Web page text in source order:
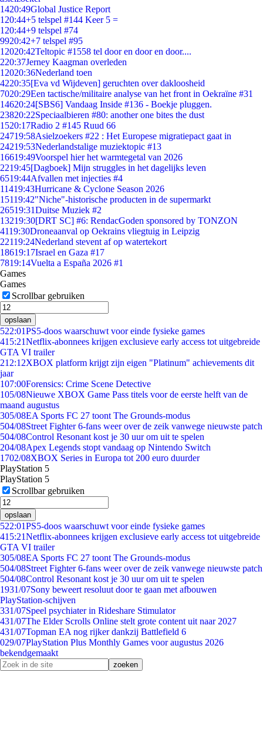
1420:49Global Justice Report
1 20:44+5 telspel #144 Keer 5 =
1 20:44+9 telspel #74
9920:42+7 telspel #95
12020:42Teltopic #1558 tel door en door en door....
220:37Jerney Kaagman overleden
12020:36Nederland toen
4220:35[Eva vd Wijdeven] geruchten over dakloosheid
7020:29Een tactische/militaire analyse van het front in Oekraïne #31
14620:24[SBS6] Vandaag Inside #136 - Boekje pluggen.
23820:22Speciaalbieren #80: another one bites the dust
1520:17Radio 2 #145 Ruud 66
24719:58Asielzoekers #22 : Het Europese migratiepact gaat in
24219:53Nederlandstalige muziektopic #13
16619:49Voorspel hier het warmtegetal van 2026
2219:45[Dagboek] Mijn struggles in het dagelijks leven
6519:44Afvallen met injecties #4
11419:43Hurricane & Cyclone Season 2026
15119:42"Niche"-historische producten in de supermarkt
26519:31Duitse Muziek #2
13219:30[DRT SC] #6: RendacGoden sponsored by TONZON
4119:30Droneaanval op Oekrains vliegtuig in Leipzig
22119:24Nederland stevent af op watertekort
18619:17Israel en Gaza #17
7819:14Vuelta a España 2026 #1
Games
Games
Scrollbar gebruiken
opslaan
522:01PS5-doos waarschuwt voor einde fysieke games
415:21Netflix-abonnees krijgen exclusieve early access tot uitgebreide
GTA VI trailer
212:12XBOX platform krijgt zijn eigen "Platinum" achievements dit
jaar
107:00Forensics: Crime Scene Detective
105/08Nieuwe XBOX Game Pass titels voor de eerste helft van de
maand augustus
305/08EA Sports FC 27 toont The Grounds-modus
504/08Street Fighter 6-fans weer over de zeik vanwege nieuwste patch
504/08Control Resonant kost je 30 uur om uit te spelen
204/08Apex Legends stopt vandaag op Nintendo Switch
1702/08XBOX Series in Europa tot 200 euro duurder
PlayStation 5
PlayStation 5
Scrollbar gebruiken
opslaan
522:01PS5-doos waarschuwt voor einde fysieke games
415:21Netflix-abonnees krijgen exclusieve early access tot uitgebreide
GTA VI trailer
305/08EA Sports FC 27 toont The Grounds-modus
504/08Street Fighter 6-fans weer over de zeik vanwege nieuwste patch
504/08Control Resonant kost je 30 uur om uit te spelen
1931/07Sony beweert resoluut door te gaan met afbouwen
PlayStation-schijven
331/07Speel psychiater in Rideshare Stimulator
431/07The Elder Scrolls Online stelt grote content uit naar 2027
431/07Topman EA nog rijker dankzij Battlefield 6
029/07PlayStation Plus Monthly Games voor augustus 2026
bekendgemaakt